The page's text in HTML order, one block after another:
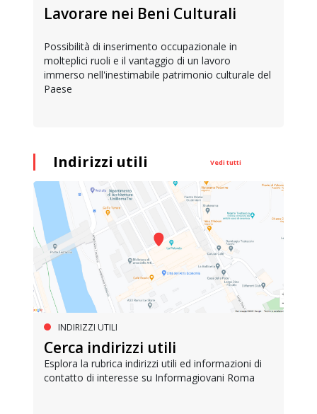
Lavorare nei Beni Culturali
Possibilità di inserimento occupazionale in
molteplici ruoli e il vantaggio di un lavoro
immerso nell'inestimabile patrimonio culturale del
Paese
Indirizzi utili Vedi tutti
INDIRIZZI UTILI
Cerca indirizzi utili
Esplora la rubrica indirizzi utili ed informazioni di
contatto di interesse su Informagiovani Roma